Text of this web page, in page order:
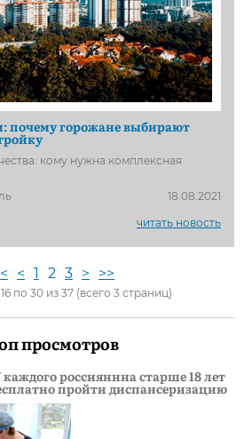
почему горожане выбирают
кому нужна комплексная
18.08.2021
читать новость
< 1 2 3 > >>
по 30 из 37 (всего 3 страниц)
просмотров
россиянина старше 18 лет
пройти диспансеризацию